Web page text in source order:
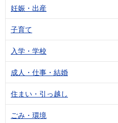
妊娠・出産
子育て
入学・学校
成人・仕事・結婚
住まい・引っ越し
ごみ・環境